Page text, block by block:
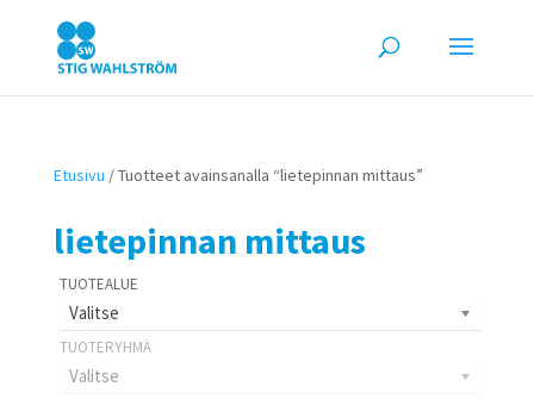
Etusivu / Tuotteet avainsanalla “lietepinnan mittaus”
lietepinnan mittaus
Valitse
Valitse